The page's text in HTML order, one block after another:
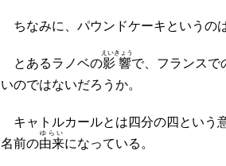
ちなみに、パウンドケーキというの
とあるラノベの影響
えいきょう
で、フランスで
いのではないだろうか。
キャトルカールとは四分の四という
名前の由来
ゆらい
になっている。